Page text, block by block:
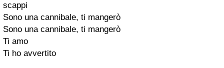
scappi
Sono una cannibale, ti mangerò
Sono una cannibale, ti mangerò
Ti amo
Ti ho avvertito